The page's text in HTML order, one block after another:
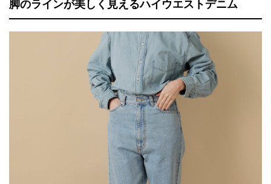
脚のラインが美しく見えるハイウエストデニム